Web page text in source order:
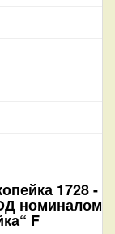
1728 -
номиналом)
F